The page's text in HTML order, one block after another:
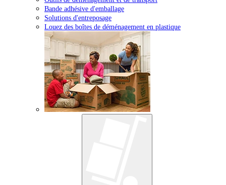
Bande adhésive d'emballage
Solutions d'entreposage
Louez des boîtes de déménagement en plastique